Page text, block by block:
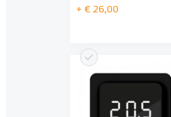
+ € 26,00